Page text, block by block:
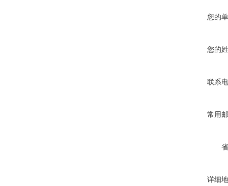
您的
您的
联系
常用
详细